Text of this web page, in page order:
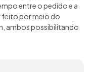
entre o pedido e a
feito por meio do
ambos possibilitando